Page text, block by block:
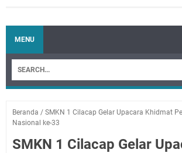
MENU
Beranda / SMKN 1 Cilacap Gelar Upacara Khidmat
Nasional ke-33
SMKN 1 Cilacap Gelar